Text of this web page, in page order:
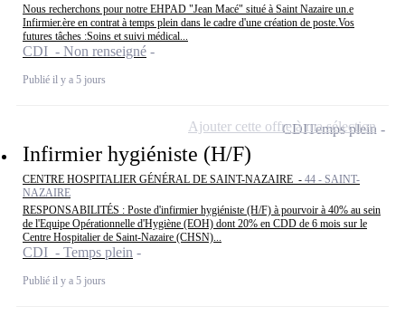
Nous recherchons pour notre EHPAD "Jean Macé" situé à Saint Nazaire un.e
Infirmier.ère en contrat à temps plein dans le cadre d'une création de poste.Vos
futures tâches :Soins et suivi médical...
CDI - Non renseigné
Publié il y a 5 jours
Infirmier hygiéniste (H/F)
CENTRE HOSPITALIER GÉNÉRAL DE SAINT-NAZAIRE - 44 - SAINT-
NAZAIRE
RESPONSABILITÉS : Poste d'infirmier hygiéniste (H/F) à pourvoir à 40% au sein
de l'Equipe Opérationnelle d'Hygiène (EOH) dont 20% en CDD de 6 mois sur le
Centre Hospitalier de Saint-Nazaire (CHSN)...
CDI - Temps plein
Publié il y a 5 jours
CDITemps plein
Ajouter cette offre à ma sélection